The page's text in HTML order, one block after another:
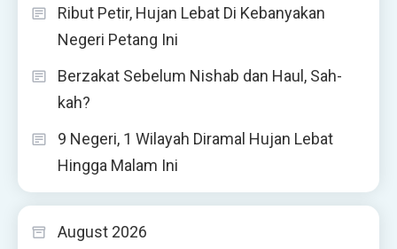
Ribut Petir, Hujan Lebat Di Kebanyakan
Negeri Petang Ini
Berzakat Sebelum Nishab dan Haul, Sah-
kah?
9 Negeri, 1 Wilayah Diramal Hujan Lebat
Hingga Malam Ini
August 2026